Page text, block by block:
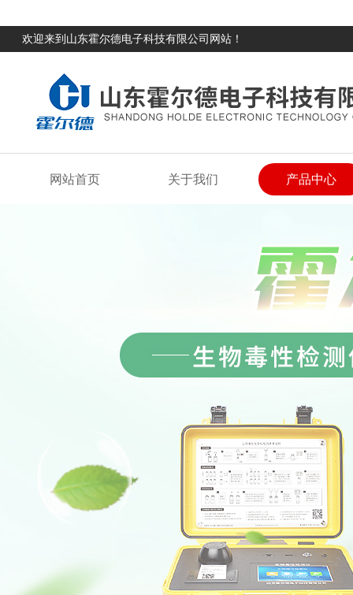
欢迎来到山东霍尔德电子科技有限公司网站！
网站首页 关于我们 产品中心